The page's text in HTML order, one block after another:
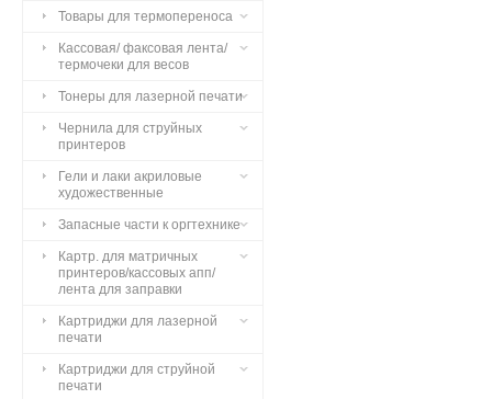
Товары для термопереноса
Кассовая/ факсовая лента/
термочеки для весов
Тонеры для лазерной печати
Чернила для струйных
принтеров
Гели и лаки акриловые
художественные
Запасные части к оргтехнике
Картр. для матричных
принтеров/кассовых апп/
лента для заправки
Картриджи для лазерной
печати
Картриджи для струйной
печати